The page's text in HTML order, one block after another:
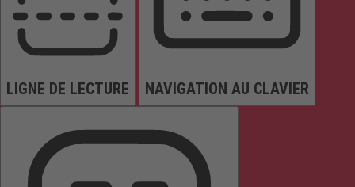
LIGNE DE LECTURE NAVIGATION AU CLAVIER